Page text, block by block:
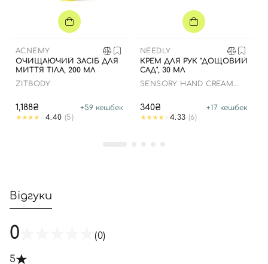
ACNEMY
ОЧИЩАЮЧИЙ ЗАСІБ ДЛЯ
МИТТЯ ТІЛА, 200 МЛ
ZITBODY
1,188₴ +59 кешбек
4.40 (5)
NEEDLY
КРЕМ ДЛЯ РУК "ДОЩОВИЙ
САД", 30 МЛ
SENSORY HAND CREAM
340₴ +17 кешбек
4.33 (6)
Відгуки
0 (0)
5